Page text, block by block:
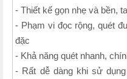
- Thiết kế gọn nhẹ và bền,
- Phạm vi đọc rộng, quét
đặc
- Khả năng quét nhanh,
- Rất dễ dàng khi sử